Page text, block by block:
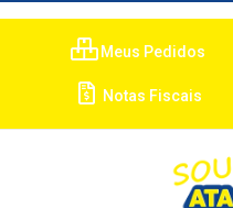
Meus Pedidos
Notas Fiscais